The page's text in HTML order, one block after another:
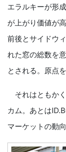
エラルキーが形
が上がり価値が
前後とサイドウ
れた窓の総数を
とされる。原点
それはともか
カム。あとは
マーケットの動